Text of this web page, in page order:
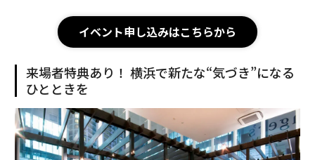
イベント申し込みはこちらから
来場者特典あり！ 横浜で新たな“気づき”になる
ひとときを